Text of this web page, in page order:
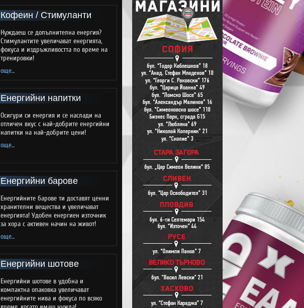
Кофеин / Стимуланти
Нуждаеш се допълнителна енергия?
Стимулантите увеличават енергията,
фокуса и издръжливостта по време на
тренировки!
още...
Енергийни напитки
Осигури си енергия и се наслади на
отличен вкус с най-добрите енергийни
напитки на най-добрите цени!
още...
Енергийни барове
Енергийните барове ти доставят ценни
хранителни вещества и увеличават
енергията! Удобен енергиен източник
за хора с активен начин на живот!
още...
Енергийни шотове
Енергийни шотове в удобна и
компактна опаковка увеличават
енергийните нива и фокуса по всяко